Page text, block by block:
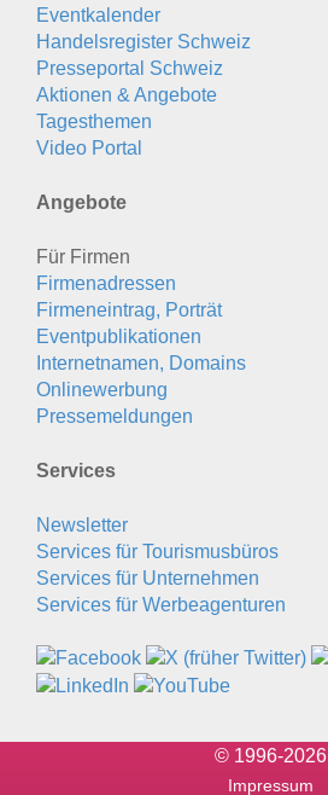
Eventkalender
Handelsregister Schweiz
Presseportal Schweiz
Aktionen & Angebote
Tagesthemen
Video Portal
Angebote
Für Firmen
Firmenadressen
Firmeneintrag, Porträt
Eventpublikationen
Internetnamen, Domains
Onlinewerbung
Pressemeldungen
Services
Newsletter
Services für Tourismusbüros
Services für Unternehmen
Services für Werbeagenturen
© 1996-2026
Impressum